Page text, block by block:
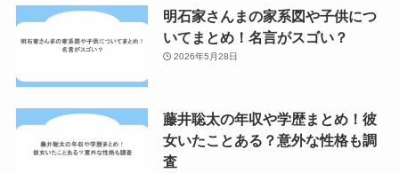
明石家さんまの家系図や子供につ
いてまとめ！名言がスゴい？
2026年5月28日
藤井聡太の年収や学歴まとめ！彼
女いたことある？意外な性格も調
査